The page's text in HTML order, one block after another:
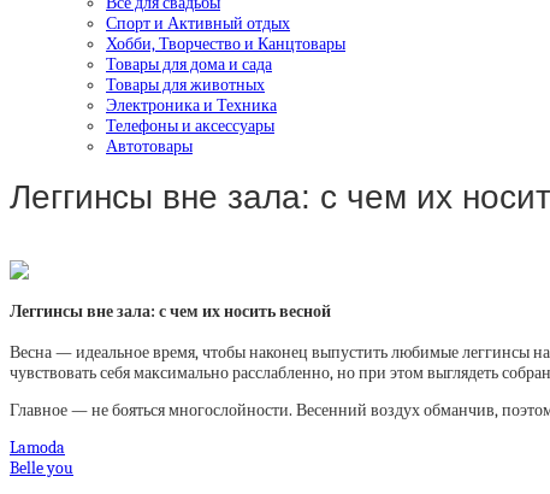
Спорт и Активный отдых
Хобби, Творчество и Канцтовары
Товары для дома и сада
Товары для животных
Электроника и Техника
Телефоны и аксессуары
Автотовары
Леггинсы вне зала: с чем их
Леггинсы вне зала: с чем их носить весной
Весна — идеальное время, чтобы наконец выпустить любимые леггинсы
чувствовать себя максимально расслабленно, но при этом выглядеть
Главное — не бояться многослойности. Весенний воздух обманчив,
Lamoda
Belle you